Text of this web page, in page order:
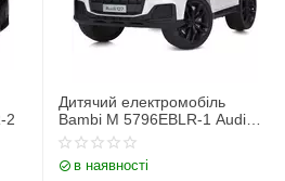
2
Дитячий електромобіль
Bambi M 5796EBLR-1 Audi
Q7
в наявності